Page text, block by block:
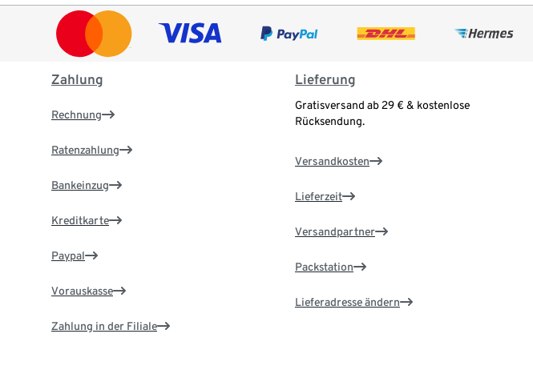
Zahlung
Rechnung
Ratenzahlung
Bankeinzug
Kreditkarte
Paypal
Vorauskasse
Zahlung in der Filiale
Lieferung
Gratisversand ab 29 € & kostenlose
Rücksendung.
Versandkosten
Lieferzeit
Versandpartner
Packstation
Lieferadresse ändern